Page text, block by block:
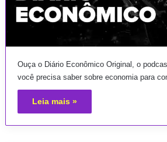
Ouça o Diário Econômico Original, o
você precisa saber sobre economia para
Leia mais »